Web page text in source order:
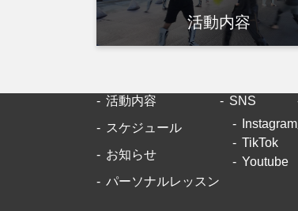
活動内容
活動内容
スケジュール
お知らせ
パーソナルレッスン
SNS
Instagram
TikTok
Youtube